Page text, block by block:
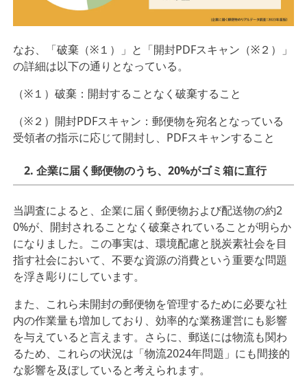
なお、「破棄（※１）」と「開封PDFスキャン（※２）」
の詳細は以下の通りとなっている。
（※１）破棄：開封することなく破棄すること
（※２）開封PDFスキャン：郵便物を宛名となっている
受領者の指⽰に応じて開封し、PDFスキャンすること
2. 企業に届く郵便物のうち、20%がゴミ箱に直⾏
当調査によると、企業に届く郵便物および配送物の約2
0%が、開封されることなく破棄されていることが明らか
になりました。この事実は、環境配慮と脱炭素社会を⽬
指す社会において、不要な資源の消費という重要な問題
を浮き彫りにしています。
また、これら未開封の郵便物を管理するために必要な社
内の作業量も増加しており、効率的な業務運営にも影響
を与えていると⾔えます。さらに、郵送には物流も関わ
るため、これらの状況は「物流2024年問題」にも間接的
な影響を及ぼしていると考えられます。